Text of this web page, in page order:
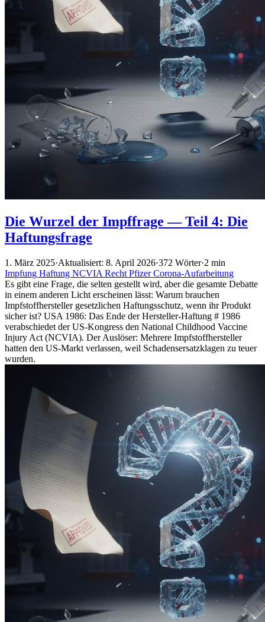
Die Wurzel der Impffrage — Teil 4: Die
Haftungsfrage
1. März 2025·Aktualisiert: 8. April 2026·372 Wörter·2 min
Impfung Haftung NCVIA Recht PfizerCorona-Aufarbeitung
Es gibt eine Frage, die selten gestellt wird, aber die gesamte Debatte
in einem anderen Licht erscheinen lässt: Warum brauchen
Impfstoffhersteller gesetzlichen Haftungsschutz, wenn ihr Produkt
sicher ist? USA 1986: Das Ende der Hersteller-Haftung # 1986
verabschiedet der US-Kongress den National Childhood Vaccine
Injury Act (NCVIA). Der Auslöser: Mehrere Impfstoffhersteller
hatten den US-Markt verlassen, weil Schadensersatzklagen zu teuer
wurden.